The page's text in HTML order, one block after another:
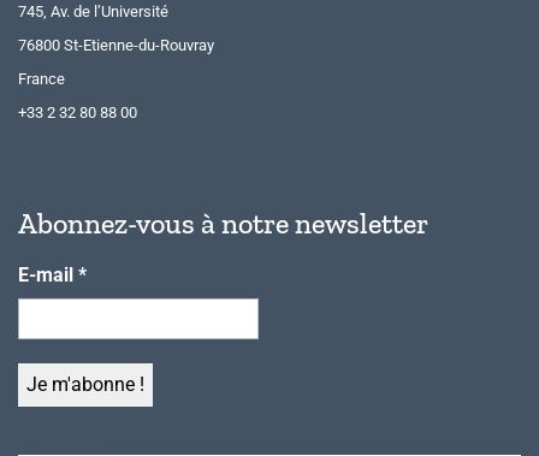
745, Av. de l’Université
76800 St-Etienne-du-Rouvray
France
+33 2 32 80 88 00
Abonnez-vous à notre newsletter
E-mail *